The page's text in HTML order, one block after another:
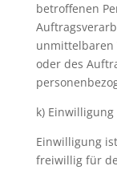
betroffenen
unmittelbaren
oder des
k) Einwilligung
Einwilligung
freiwillig für